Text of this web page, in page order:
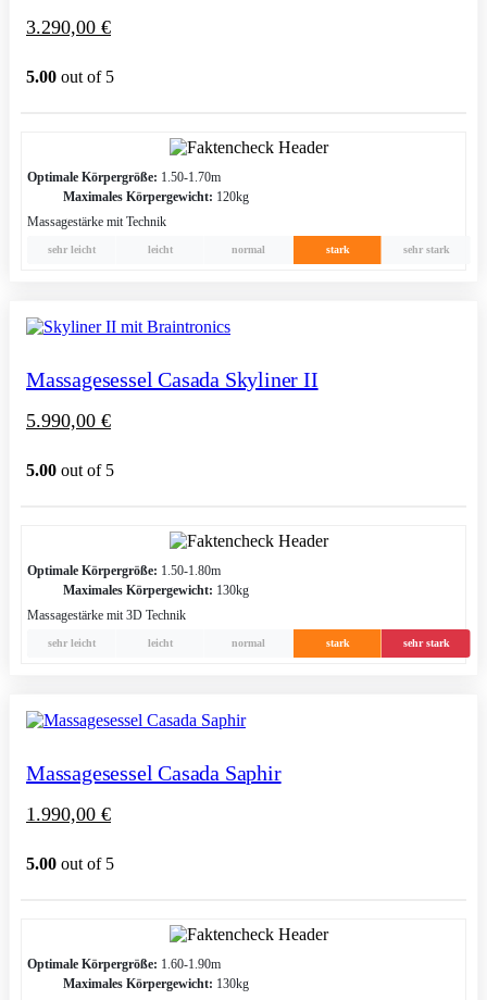
3.290,00 €
5.00 out of 5
Optimale Körpergröße: 1.50-1.70m
Maximales Körpergewicht: 120kg
Massagestärke mit Technik
sehr leicht leicht normal stark sehr stark
Massagesessel Casada Skyliner II
5.990,00 €
5.00 out of 5
Optimale Körpergröße: 1.50-1.80m
Maximales Körpergewicht: 130kg
Massagestärke mit 3D Technik
sehr leicht leicht normal stark sehr stark
Massagesessel Casada Saphir
1.990,00 €
5.00 out of 5
Optimale Körpergröße: 1.60-1.90m
Maximales Körpergewicht: 130kg